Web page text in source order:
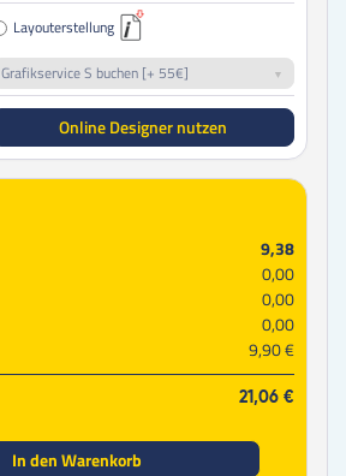
Layouterstellung
Grafikservice S buchen [+ 55€]
Online Designer nutzen
9,38
0,00
0,00
0,00
9,90 €
21,06 €
In den Warenkorb